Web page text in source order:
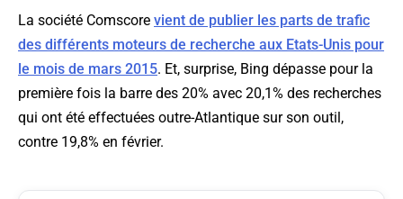
La société Comscore vient de publier les parts de trafic
des différents moteurs de recherche aux Etats-Unis pour
le mois de mars 2015. Et, surprise, Bing dépasse pour la
première fois la barre des 20% avec 20,1% des recherches
qui ont été effectuées outre-Atlantique sur son outil,
contre 19,8% en février.